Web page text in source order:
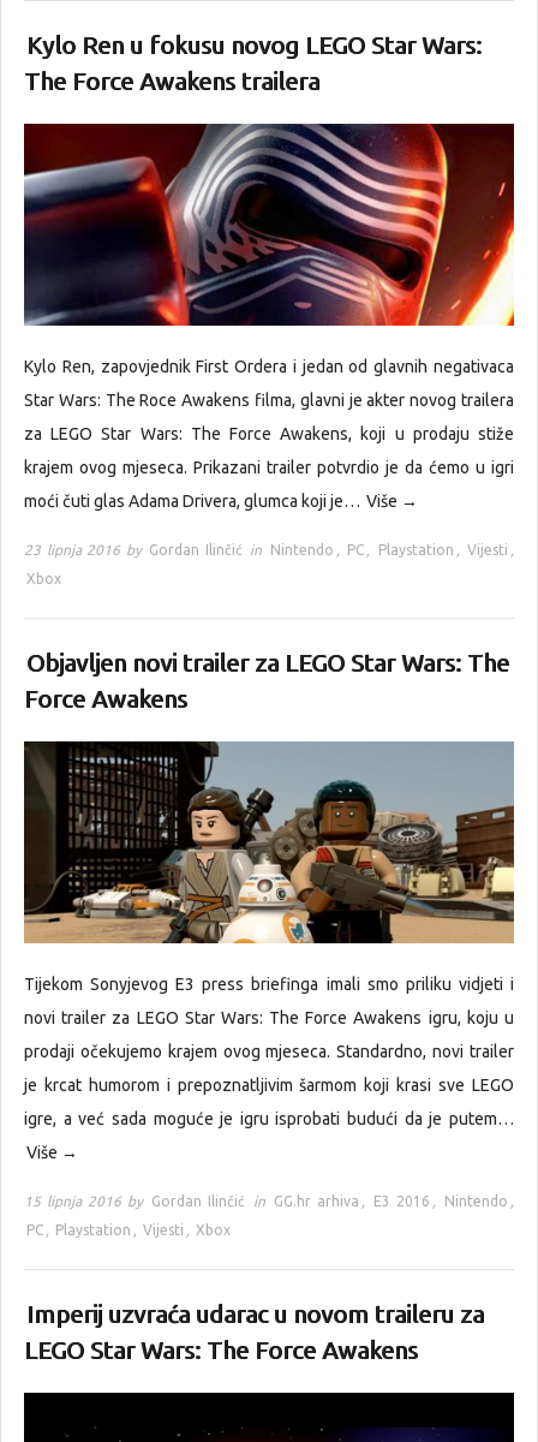
Kylo Ren u fokusu novog LEGO Star Wars:
The Force Awakens trailera
Kylo Ren, zapovjednik First Ordera i jedan od glavnih negativaca
Star Wars: The Roce Awakens filma, glavni je akter novog trailera
za LEGO Star Wars: The Force Awakens, koji u prodaju stiže
krajem ovog mjeseca. Prikazani trailer potvrdio je da ćemo u igri
moći čuti glas Adama Drivera, glumca koji je… Više →
23 lipnja 2016 by Gordan Ilinčić in Nintendo , PC , Playstation , Vijesti ,
Xbox
Objavljen novi trailer za LEGO Star Wars: The
Force Awakens
Tijekom Sonyjevog E3 press briefinga imali smo priliku vidjeti i
novi trailer za LEGO Star Wars: The Force Awakens igru, koju u
prodaji očekujemo krajem ovog mjeseca. Standardno, novi trailer
je krcat humorom i prepoznatljivim šarmom koji krasi sve LEGO
igre, a već sada moguće je igru isprobati budući da je putem…
Više →
15 lipnja 2016 by Gordan Ilinčić in GG.hr arhiva , E3 2016 , Nintendo ,
PC , Playstation , Vijesti , Xbox
Imperij uzvraća udarac u novom traileru za
LEGO Star Wars: The Force Awakens